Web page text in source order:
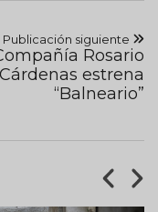
Publicación siguiente
Rosario
Cárdenas estrena
“Balneario”